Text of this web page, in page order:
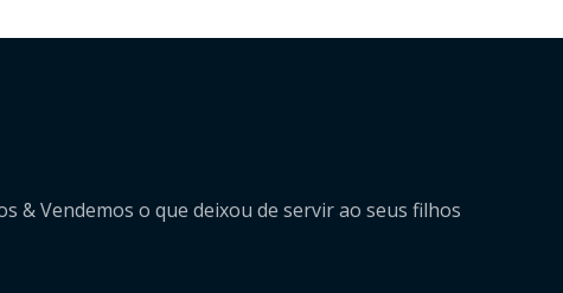
& Vendemos o que deixou de servir ao seus filhos